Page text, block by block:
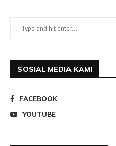
SOSIAL MEDIA KAMI
FACEBOOK
YOUTUBE